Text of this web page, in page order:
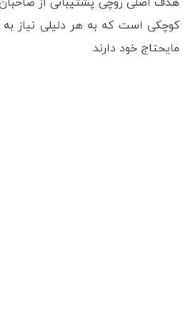
کوچکی است که به هر دلیلی نیاز به
مایحتاج خود دارند.